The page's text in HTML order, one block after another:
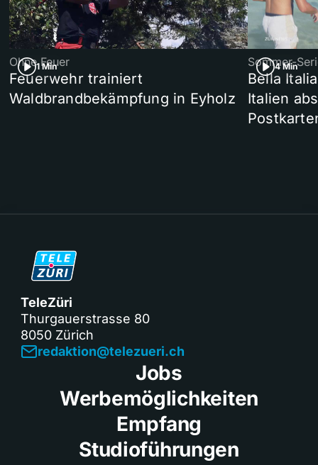
1 Min
Ohne Feuer
Feuerwehr trainiert
Waldbrandbekämpfung in Eyholz
4 Min
Sommer-
Bella
Italien
TeleZüri
Thurgauerstrasse 80
8050 Zürich
redaktion@telezueri.ch
Jobs
Werbemöglichkeiten
Empfang
Studioführungen